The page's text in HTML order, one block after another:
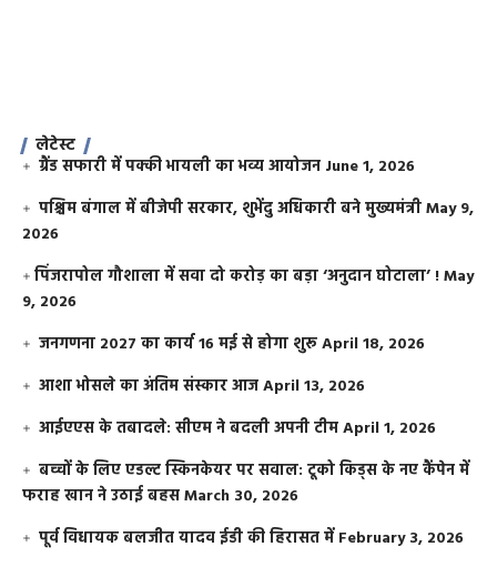
लेटेस्ट
ग्रैंड सफारी में पक्की भायली का भव्य आयोजन June 1, 2026
पश्चिम बंगाल में बीजेपी सरकार, शुभेंदु अधिकारी बने मुख्यमंत्रीMay 9,
2026
​पिंजरापोल गौशाला में सवा दो करोड़ का बड़ा ‘अनुदान घोटाला’ !May
9, 2026
जनगणना 2027 का कार्य 16 मई से होगा शुरूApril 18, 2026
आशा भोसले का अंतिम संस्कार आजApril 13, 2026
आईएएस के तबादले: सीएम ने बदली अपनी टीमApril 1, 2026
बच्चों के लिए एडल्ट स्किनकेयर पर सवाल: टूको किड्स के नए कैंपेन में
फराह खान ने उठाई बहसMarch 30, 2026
पूर्व विधायक बलजीत यादव ईडी की हिरासत में February 3, 2026